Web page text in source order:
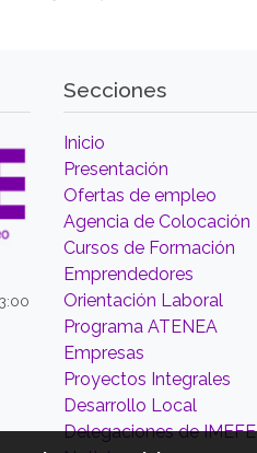
Secciones
Inicio
Presentación
Ofertas de empleo
Agencia de Colocación
Cursos de Formación
Emprendedores
Orientación Laboral
Programa ATENEA
Empresas
Proyectos Integrales
Desarrollo Local
Delegaciones de IMEFE